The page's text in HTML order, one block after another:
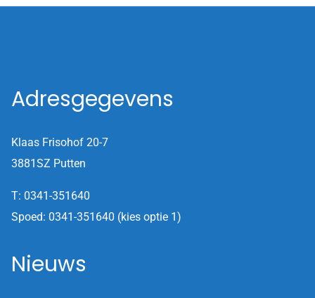
Adresgegevens
Klaas Frisohof 20-7
3881SZ Putten
T: 0341-351640
Spoed: 0341-351640 (kies optie 1)
Nieuws